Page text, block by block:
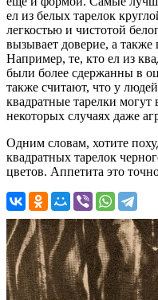
ел из белых тарелок
легкостью и чистотой
вызывает доверие, а
Например, те, кто ел из
были более сдержанны в
также считают, что у
квадратные тарелки могут
некоторых случаях даже
Одним словам, хотите
квадратных тарелок
цветов. Аппетита это